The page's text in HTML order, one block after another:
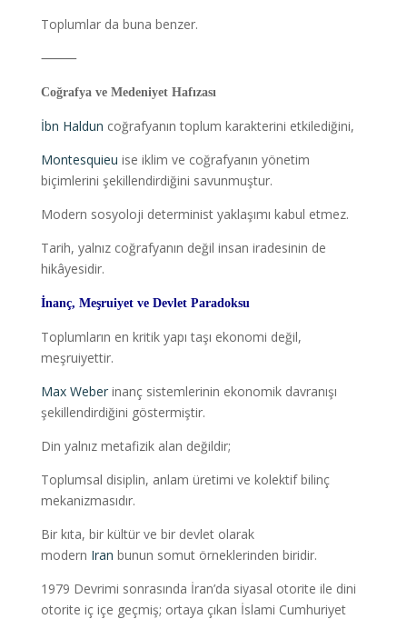
Toplumlar da buna benzer.
⸻
Coğrafya ve Medeniyet Hafızası
İbn Haldun coğrafyanın toplum karakterini etkilediğini,
Montesquieu ise iklim ve coğrafyanın yönetim
biçimlerini şekillendirdiğini savunmuştur.
Modern sosyoloji determinist yaklaşımı kabul etmez.
Tarih, yalnız coğrafyanın değil insan iradesinin de
hikâyesidir.
İnanç, Meşruiyet ve Devlet Paradoksu
Toplumların en kritik yapı taşı ekonomi değil,
meşruiyettir.
Max Weberinanç sistemlerinin ekonomik davranışı
şekillendirdiğini göstermiştir.
Din yalnız metafizik alan değildir;
Toplumsal disiplin, anlam üretimi ve kolektif bilinç
mekanizmasıdır.
Bir kıta, bir kültür ve bir devlet olarak
modern Iran bunun somut örneklerinden biridir.
1979 Devrimi sonrasında İran’da siyasal otorite ile dini
otorite iç içe geçmiş; ortaya çıkan İslami Cumhuriyet